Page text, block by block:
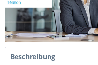
Beschreibung